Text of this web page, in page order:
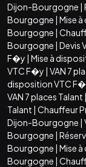
Dijon-Bourgogne |
Bourgogne | Mise
Bourgogne |
Bourgogne | Devis
F�y | Mise à
VTC F�y | VAN 7
disposition VTC
VAN 7 places Talant |
Talant | Chauffeur
Dijon-Bourgogne |
Bourgogne |
Bourgogne | Mise
Bourgogne |